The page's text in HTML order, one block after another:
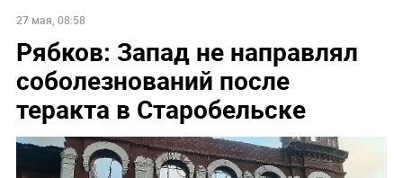
27 мая, 08:58
Рябков: Запад не направлял
соболезнований после
теракта в Старобельске